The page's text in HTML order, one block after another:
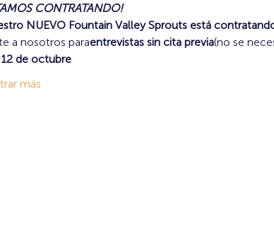
CONTRATANDO!
NUEVO Fountain Valley Sprouts está
a nosotros paraentrevistas sin cita previa(no se
12 de octubre
más